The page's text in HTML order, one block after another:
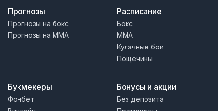
Прогнозы
Прогнозы на бокс
Прогнозы на MMA
Расписание
Бокс
MMA
Кулачные бои
Пощечины
Букмекеры
Фонбет
Бонусы и акции
Без депозита